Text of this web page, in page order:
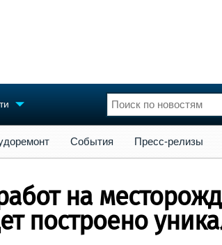
Конференции
Личности
Флот
Все
События Пресс-релизы
на
построено